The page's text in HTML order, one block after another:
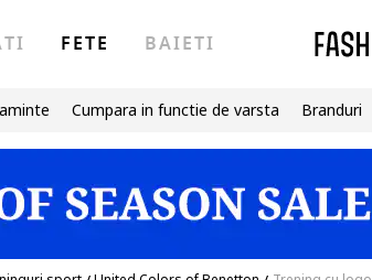
FETE BAIETI
Cumpara in functie de varsta Branduri